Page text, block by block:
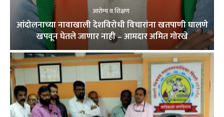
आरोग्य व शिक्षण
आंदोलनाच्या नावाखाली देशविरोधी विचारांना खतपाणी घालणे
खपवून घेतले जाणार नाही – आमदार अमित गोरखे